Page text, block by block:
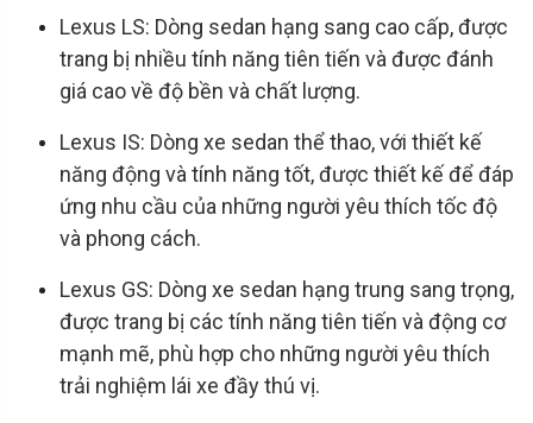
Lexus LS: Dòng sedan hạng sang cao cấp, được
trang bị nhiều tính năng tiên tiến và được đánh
giá cao về độ bền và chất lượng.
Lexus IS: Dòng xe sedan thể thao, với thiết kế
năng động và tính năng tốt, được thiết kế để đáp
ứng nhu cầu của những người yêu thích tốc độ
và phong cách.
Lexus GS: Dòng xe sedan hạng trung sang trọng,
được trang bị các tính năng tiên tiến và động cơ
mạnh mẽ, phù hợp cho những người yêu thích
trải nghiệm lái xe đầy thú vị.